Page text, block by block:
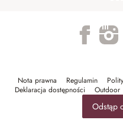
Nota prawna Regulamin
Deklaracja dostępności
Outdoor
Odstąp